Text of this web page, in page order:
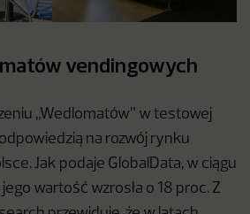
vendingowych
„Wedlomatów” w testowej
na rozwój rynku
Jak podaje GlobalData, w ciągu
wartość wzrosła o 18 proc. Z